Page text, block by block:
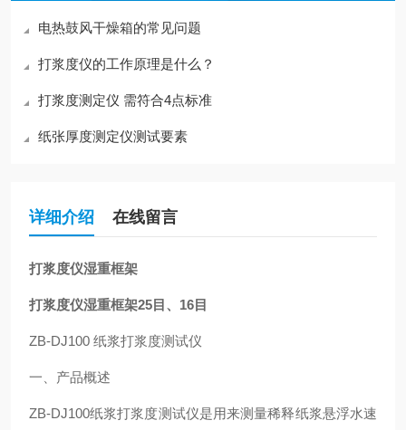
电热鼓风干燥箱的常见问题
打浆度仪的工作原理是什么？
打浆度测定仪 需符合4点标准
纸张厚度测定仪测试要素
详细介绍 在线留言
打浆度仪湿重框架
打浆度仪湿重框架25目、16目
ZB-DJ100 纸浆打浆度测试仪
一、产品概述
ZB-DJ100纸浆打浆度测试仪是用来测量稀释纸浆悬浮水速